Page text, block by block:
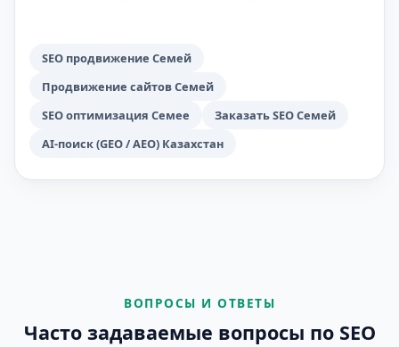
SEO продвижение Семей
Продвижение сайтов Семей
SEO оптимизация Семее
Заказать SEO Семей
AI-поиск (GEO / AEO) Казахстан
ВОПРОСЫ И ОТВЕТЫ
Часто задаваемые вопросы по SEO